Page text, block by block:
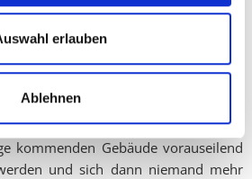
erlauben
Ablehnen
wirtschaftlichen Belangen - im
werden die Eigentümer dann völlig
Finanzierung und
auch daran, dass es nicht sein
kommenden Gebäude vorauseilend
und sich dann niemand mehr